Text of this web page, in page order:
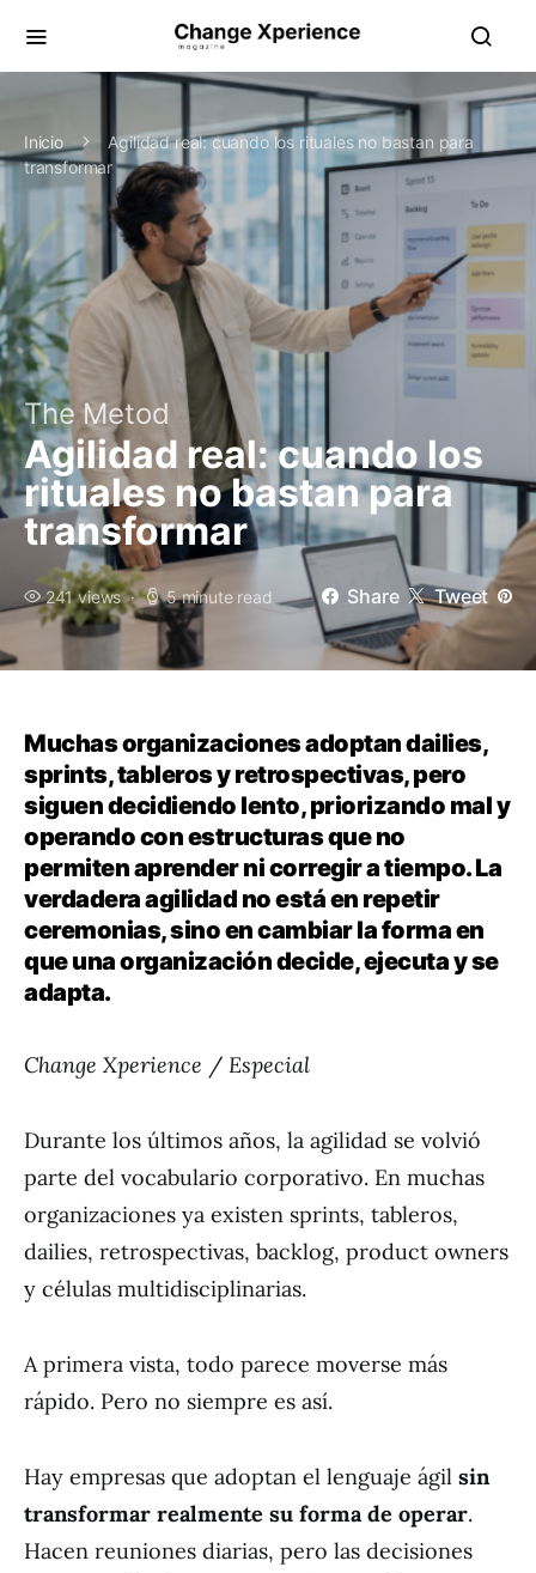
Inicio
Agilidad real: cuando los rituales no bastan para
transformar
The Metod
Agilidad real: cuando los
rituales no bastan para
transformar
241 views 5 minute read Share Tweet
Muchas organizaciones adoptan dailies,
sprints, tableros y retrospectivas, pero
siguen decidiendo lento, priorizando mal y
operando con estructuras que no
permiten aprender ni corregir a tiempo. La
verdadera agilidad no está en repetir
ceremonias, sino en cambiar la forma en
que una organización decide, ejecuta y se
adapta.
Change Xperience / Especial
Durante los últimos años, la agilidad se volvió
parte del vocabulario corporativo. En muchas
organizaciones ya existen sprints, tableros,
dailies, retrospectivas, backlog, product owners
y células multidisciplinarias.
A primera vista, todo parece moverse más
rápido. Pero no siempre es así.
Hay empresas que adoptan el lenguaje ágil sin
transformar realmente su forma de operar.
Hacen reuniones diarias, pero las decisiones